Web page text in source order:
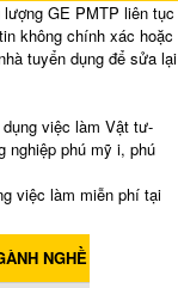
GE PMTP liên tục
không chính xác hoặc
tuyển dụng để sửa lại
việc làm Vật tư-
nghiệp phú mỹ i, phú
việc làm miễn phí tại
NGHỀ